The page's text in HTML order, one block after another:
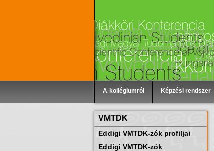
A kollégiumról Képzési rendszer
VMTDK
Eddigi VMTDK-zók profiljai
Eddigi VMTDK-zók